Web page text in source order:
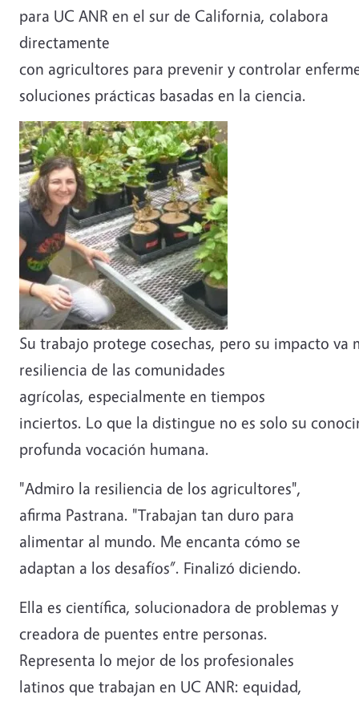
para UC ANR en el sur de California, colabora
directamente
con agricultores para prevenir y controlar
soluciones prácticas basadas en la ciencia.
Su trabajo protege cosechas, pero su impacto va
resiliencia de las comunidades
agrícolas, especialmente en tiempos
inciertos. Lo que la distingue no es solo su
profunda vocación humana.
"Admiro la resiliencia de los agricultores",
afirma Pastrana. "Trabajan tan duro para
alimentar al mundo. Me encanta cómo se
adaptan a los desafíos”. Finalizó diciendo.
Ella es científica, solucionadora de problemas y
creadora de puentes entre personas.
Representa lo mejor de los profesionales
latinos que trabajan en UC ANR: equidad,